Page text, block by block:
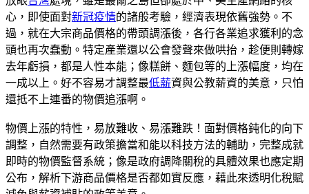
心，即使面對新冠疫情的諸般考驗，經濟表現依舊強勢。不
過，就在大宗商品價格的帶頭調漲後，各行各業追求獲利的念
頭也再次蠢動。特定產業還以公會發聲來做哄抬，趁便則轉嫁
去年虧損，都是人性本能；像糕餅、麵包等的上漲幅度，均在
一成以上。好不容易才調整最低薪資與公教薪資的美意，只怕
還抵不上連番的物價追漲啊。
物價上漲的特性，易放難收、易漲難跌！面對價格鈍化的向下
調整，自然需要有政策擔當和能以科技方法的輔助，完整成就
即時的物價監督系統；像是政府調降關稅的具體效果也應定期
公布，解析下游商品價格是否都如實反應，藉此來透明化稅賦